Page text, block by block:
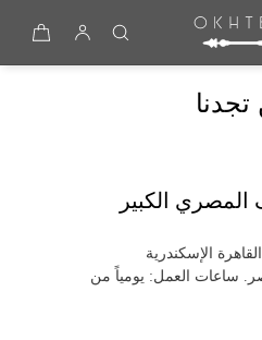
تجدنا
الكبير
الإسكندرية
ساعات العمل: يومياً من